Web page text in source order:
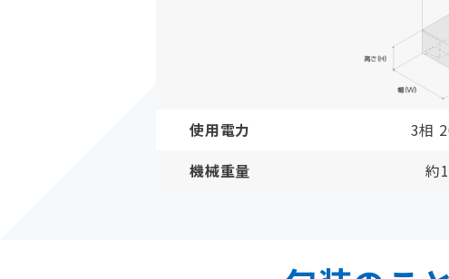
使用電力 3相
機械重量
約